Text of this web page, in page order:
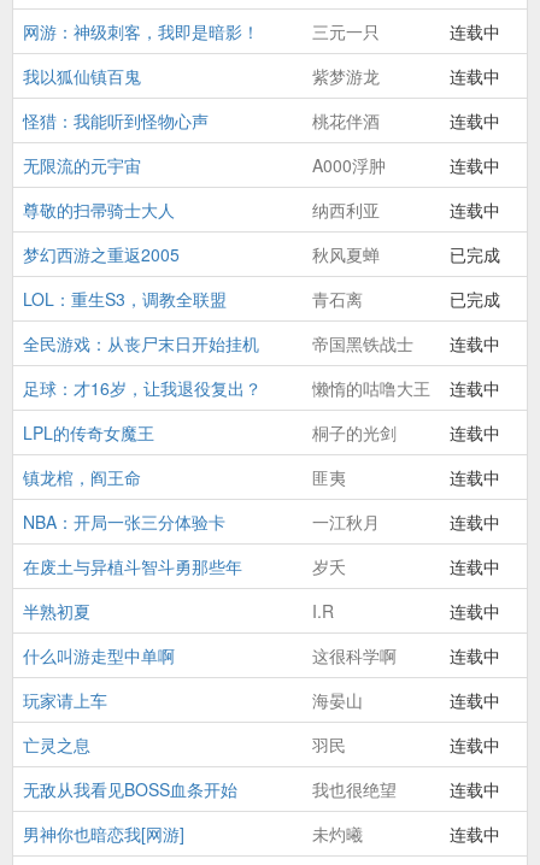
网游：神级刺客，我即是暗影！
三元一只
连载中
我以狐仙镇百鬼
紫梦游龙
连载中
怪猎：我能听到怪物心声
桃花伴酒
连载中
无限流的元宇宙
A000浮肿
连载中
尊敬的扫帚骑士大人
纳西利亚
连载中
梦幻西游之重返2005
秋风夏蝉
已完成
LOL：重生S3，调教全联盟
青石离
已完成
全民游戏：从丧尸末日开始挂机
帝国黑铁战士
连载中
足球：才16岁，让我退役复出？
懒惰的咕噜大王
连载中
LPL的传奇女魔王
桐子的光剑
连载中
镇龙棺，阎王命
匪夷
连载中
NBA：开局一张三分体验卡
一江秋月
连载中
在废土与异植斗智斗勇那些年
岁夭
连载中
半熟初夏
I.R
连载中
什么叫游走型中单啊
这很科学啊
连载中
玩家请上车
海晏山
连载中
亡灵之息
羽民
连载中
无敌从我看见BOSS血条开始
我也很绝望
连载中
男神你也暗恋我[网游]
未灼曦 连载中